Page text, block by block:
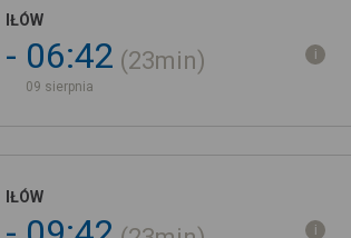
IŁÓW
06:42
09 sierpnia
23min
IŁÓW